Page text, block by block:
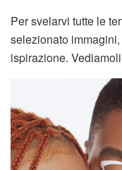
Per svelarvi tutte le
selezionato
ispirazione.